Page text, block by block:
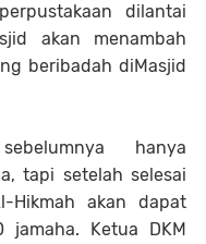
dilantai
akan menambah
beribadah diMasjid
hanya
tapi setelah selesai
Hikmah akan dapat
Ketua DKM